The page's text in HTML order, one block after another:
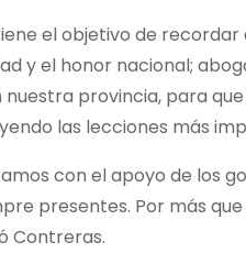
el objetivo de
y el honor nacional;
provincia, para
las lecciones más
con el apoyo de los
presentes. Por más
Contreras.